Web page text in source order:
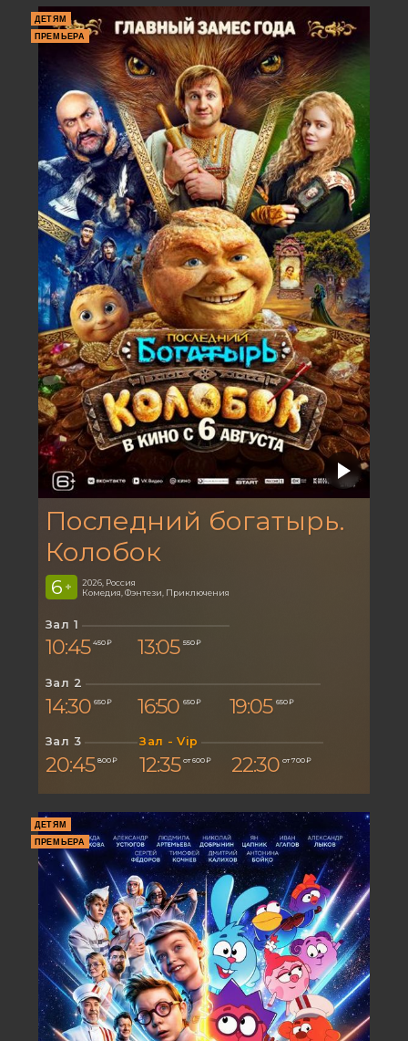
ДЕТЯМ
ПРЕМЬЕРА
Последний богатырь.
Колобок
6 +
2026, Россия
Комедия, Фэнтези, Приключения
Зал 1
10:45 450 ₽ 13:05 550 ₽
Зал 2
14:30 650 ₽ 16:50 650 ₽ 19:05 650 ₽
Зал 3
20:45 800 ₽
Зал - Vip
12:35 от 600 ₽ 22:30 от 700 ₽
ДЕТЯМ
ПРЕМЬЕРА